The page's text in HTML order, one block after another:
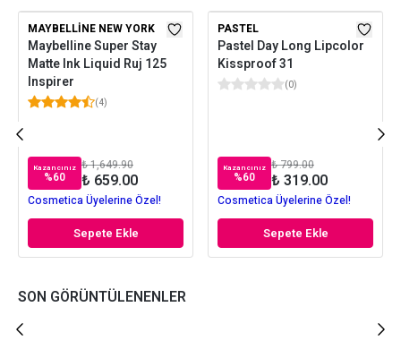
MAYBELLINE NEW YORK
Maybelline Super Stay
Matte Ink Liquid Ruj 125
Inspirer
(4)
Kazancınız
%60
₺ 1,649.90
₺ 659.00
Cosmetica Üyelerine Özel!
Sepete Ekle
PASTEL
Pastel Day Long Lipcolor
Kissproof 31
(0)
Kazancınız
%60
₺ 799.00
₺ 319.00
Cosmetica Üyelerine Özel!
Sepete Ekle
SON GÖRÜNTÜLENENLER